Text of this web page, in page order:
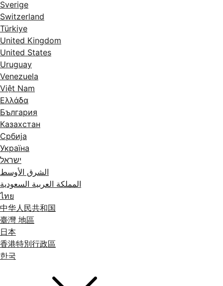
Sverige
Switzerland
Türkiye
United Kingdom
United States
Uruguay
Venezuela
Việt Nam
Ελλάδα
България
Казахстан
Србија
Україна
ישראל
الشرق الأوسط
المملكة العربية السعودية
ไทย
中华人民共和国
臺灣 地區
日本
香港特別行政區
한국